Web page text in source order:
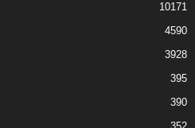
10171
4590
3928
395
390